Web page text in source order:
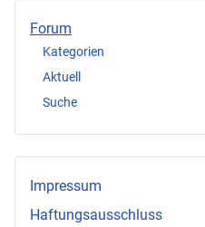
Forum
Kategorien
Aktuell
Suche
Impressum
Haftungsausschluss